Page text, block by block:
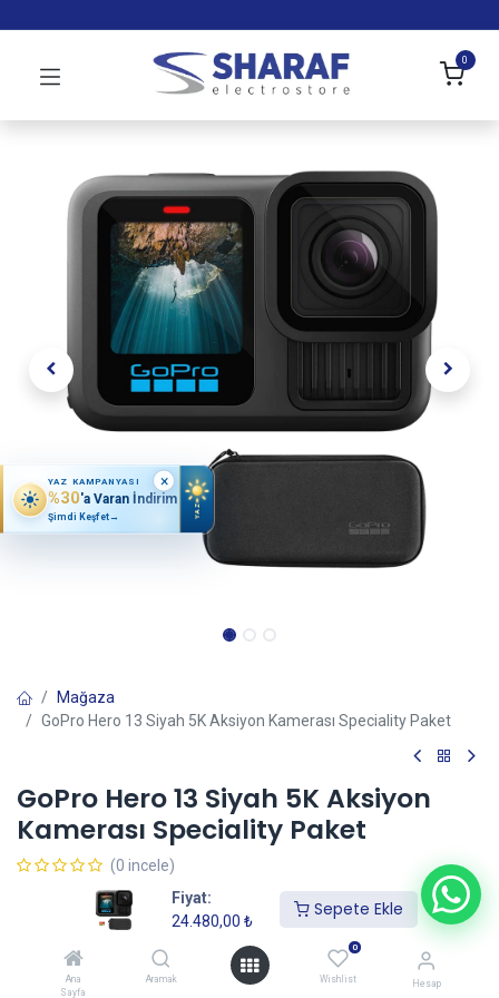
Fiyat:
24.480,00 ₺
Sepete Ekle
Ana
Sayfa
Aramak
0
Wishlist Hesap
0
Mağaza
GoPro Hero 13 Siyah 5K Aksiyon Kamerası Speciality Paket
GoPro Hero 13 Siyah 5K Aksiyon
Kamerası Speciality Paket
(0 incele)
24.480,00₺
Sepete Ekle
YAZ KAMPANYASI
%30'a Varan İndirim
Şimdi Keşfet→ YAZ
×